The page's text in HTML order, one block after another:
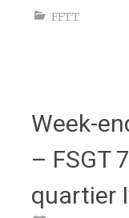
FFTT
Week-
– FSGT
quartier